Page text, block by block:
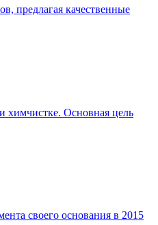
предлагая качественные
химчистке. Основная цель
своего основания в 2015